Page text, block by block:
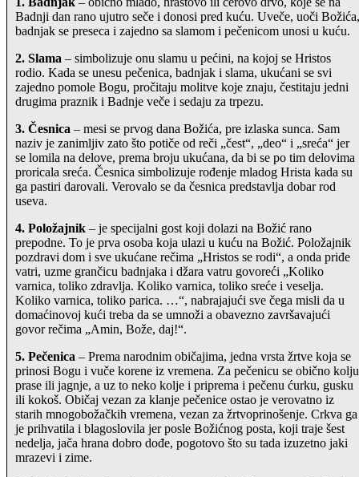
Badnji dan rano ujutro seče i donosi pred kuću. Uveče, uoči Božića,
badnjak se preseca i zajedno sa slamom i pečenicom unosi u kuću.
2. Slama – simbolizuje onu slamu u pećini, na kojoj se Hristos
rodio. Kada se unesu pečenica, badnjak i slama, ukućani se svi
zajedno pomole Bogu, pročitaju molitve koje znaju, čestitaju jedni
drugima praznik i Badnje veče i sedaju za trpezu.
3. Česnica – mesi se prvog dana Božića, pre izlaska sunca. Sam
naziv je zanimljiv zato što potiče od reči „čest“, „deo“ i „sreća“ jer
se lomila na delove, prema broju ukućana, da bi se po tim delovima
proricala sreća. Česnica simbolizuje rođenje mladog Hrista kada su
ga pastiri darovali. Verovalo se da česnica predstavlja dobar rod
useva.
4. Položajnik – je specijalni gost koji dolazi na Božić rano
prepodne. To je prva osoba koja ulazi u kuću na Božić. Položajnik
pozdravi dom i sve ukućane rečima „Hristos se rodi“, a onda priđe
vatri, uzme grančicu badnjaka i džara vatru govoreći „Koliko
varnica, toliko zdravlja. Koliko varnica, toliko sreće i veselja.
Koliko varnica, toliko parica. …“, nabrajajući sve čega misli da u
domaćinovoj kući treba da se umnoži a obavezno završavajući
govor rečima „Amin, Bože, daj!“.
5. Pečenica – Prema narodnim običajima, jedna vrsta žrtve koja se
prinosi Bogu i vuče korene iz vremena. Za pečenicu se obično kolju
prase ili jagnje, a uz to neko kolje i priprema i pečenu ćurku, gusku
ili kokoš. Običaj vezan za klanje pečenice ostao je verovatno iz
starih mnogobožačkih vremena, vezan za žrtvoprinošenje. Crkva ga
je prihvatila i blagoslovila jer posle Božićnog posta, koji traje šest
nedelja, jača hrana dobro dođe, pogotovo što su tada izuzetno jaki
mrazevi i zime.